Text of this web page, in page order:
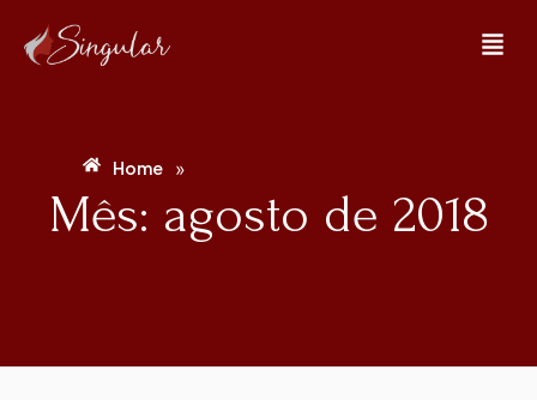
Home »
Mês: agosto de 2018